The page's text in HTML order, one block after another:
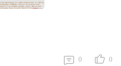
0 0